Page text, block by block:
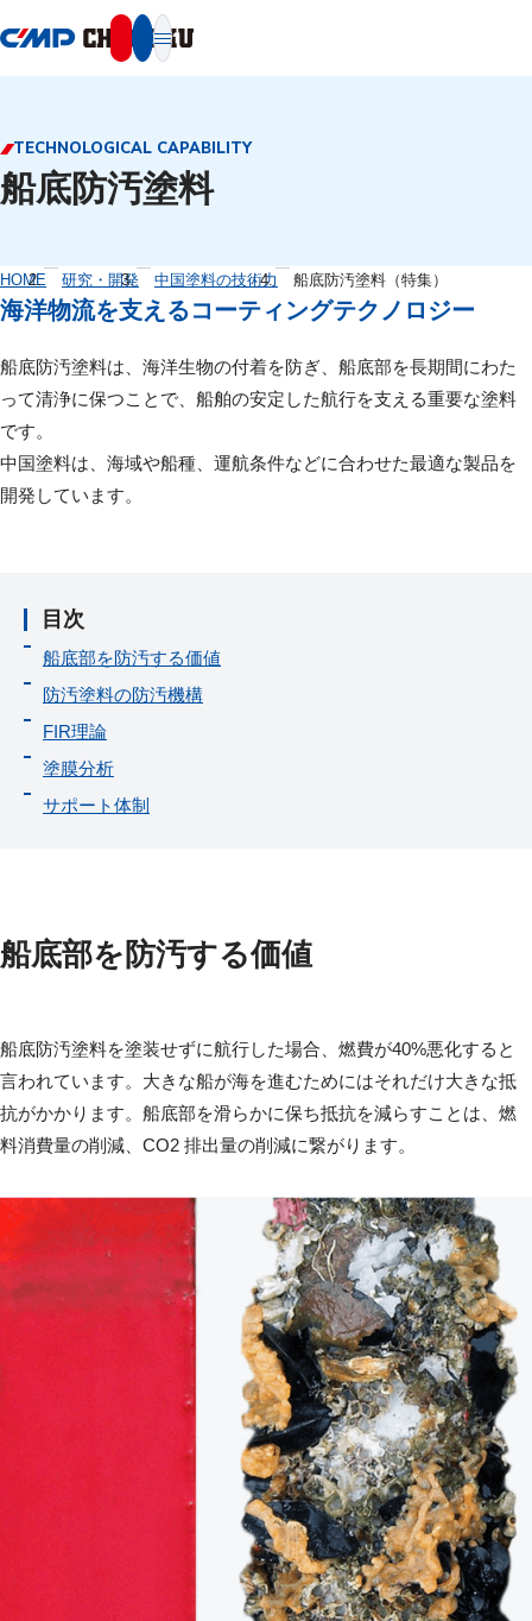
TECHNOLOGICAL CAPABILITY
船底防汚塗料
HOME 研究・開発 中国塗料の技術力 船底防汚塗料（特集）
海洋物流を支えるコーティングテクノロジー
船底防汚塗料は、海洋生物の付着を防ぎ、船底部を長期間にわた
って清浄に保つことで、船舶の安定した航行を支える重要な塗料
です。
中国塗料は、海域や船種、運航条件などに合わせた最適な製品を
開発しています。
目次
船底部を防汚する価値
防汚塗料の防汚機構
FIR理論
塗膜分析
サポート体制
船底部を防汚する価値
船底防汚塗料を塗装せずに航行した場合、燃費が40%悪化すると
言われています。大きな船が海を進むためにはそれだけ大きな抵
抗がかかります。船底部を滑らかに保ち抵抗を減らすことは、燃
料消費量の削減、CO2 排出量の削減に繋がります。